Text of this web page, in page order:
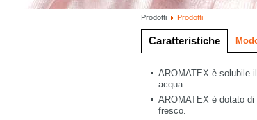
Prodotti Prodotti
Caratteristiche
AROMATEX è solubile
acqua.
AROMATEX è dotato
fresco.